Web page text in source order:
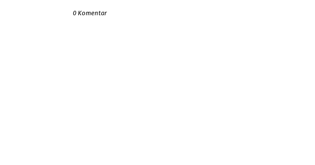
0 Komentar